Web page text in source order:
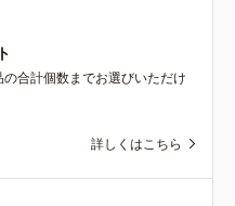
合計個数までお選びいただけ
詳しくはこちら